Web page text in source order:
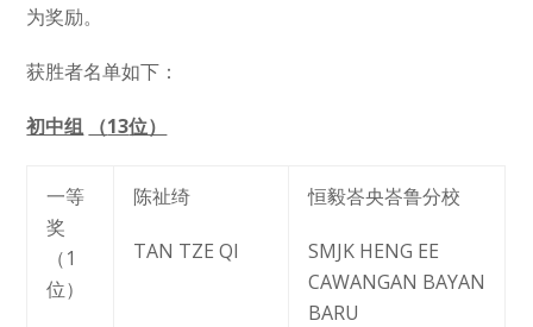
为奖励。
获胜者名单如下：
初中组 （13位）
一等
奖
（1
位）
陈祉绮
TAN TZE QI
恒毅峇央峇鲁分校
SMJK HENG EE
CAWANGAN BAYAN
BARU